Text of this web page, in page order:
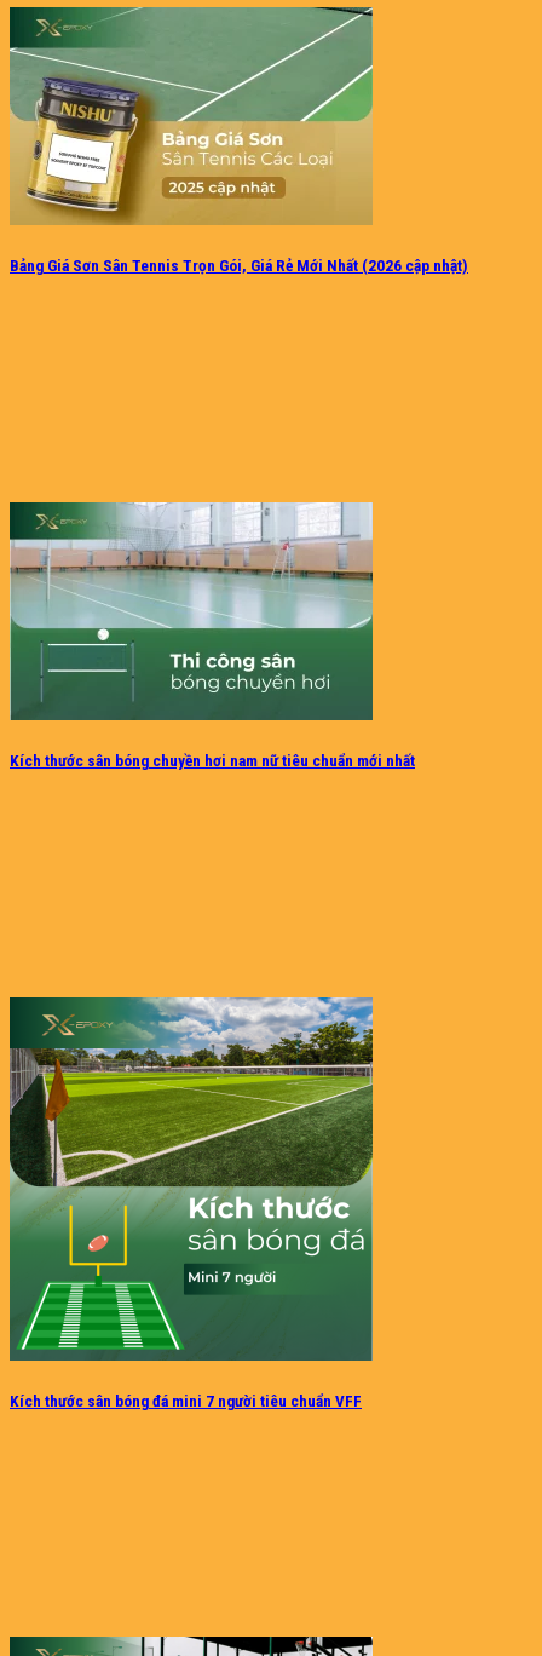
Bảng Giá Sơn Sân Tennis Trọn Gói, Giá Rẻ Mới Nhất (2026 cập nhật)
Kích thước sân bóng chuyền hơi nam nữ tiêu chuẩn mới nhất
Kích thước sân bóng đá mini 7 người tiêu chuẩn VFF